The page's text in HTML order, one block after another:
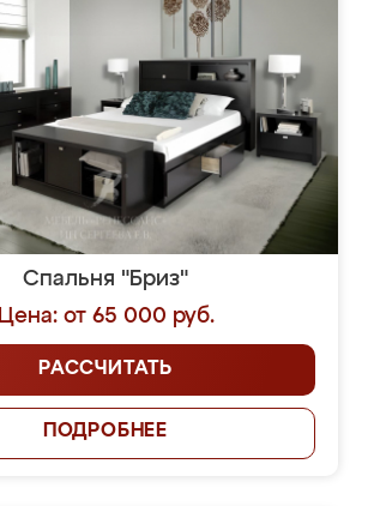
Спальня "Бриз"
Цена: от 65 000 руб.
РАССЧИТАТЬ
ПОДРОБНЕЕ